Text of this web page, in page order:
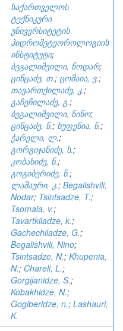
საქართველოს
ტექნიკური
უნივერსიტეტის
ჰიდრომეტეოროლოგიის
ინსტიტუტი;
ბეგალიშვილი, ნოდარ;
ცინცაძე, თ.; ცომაია, ვ.;
თავართქილაძე, კ.;
გაჩეჩილაძე, გ.;
ბეგალიშვილი, ნინო;
ცინცაძე, ნ.; ხუფენია, ნ.;
ჭარელი, ლ.;
გორგიჯანიძე, ს.;
კობახიძე, ნ.;
გოგიბერიძე, ნ.;
ლაშაური, კ.; Begalishvili,
Nodar; Tsintsadze, T.;
Tsomaia, v.;
Tavartkiladze, k.;
Gachechiladze, G.;
Begalishvili, Nino;
Tsintsadze, N.; Khupenia,
N.; Chareli, L.;
Gorgijanidze, S.;
Kobakhidze, N.;
Gogiberidze, n.; Lashauri,
K.